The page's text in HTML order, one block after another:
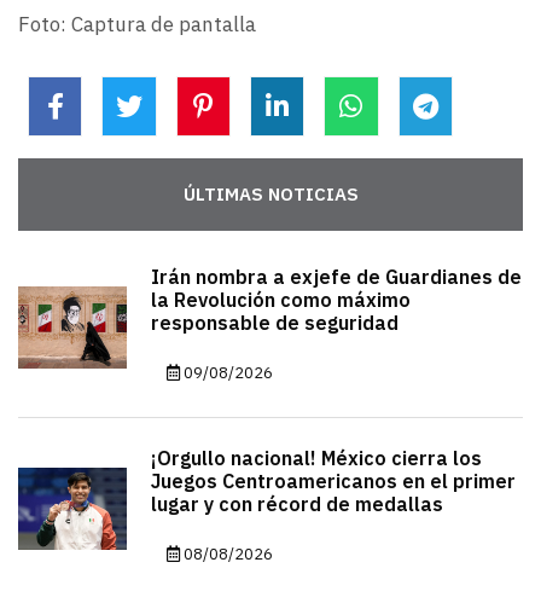
Foto: Captura de pantalla
ÚLTIMAS NOTICIAS
Irán nombra a exjefe de Guardianes de
la Revolución como máximo
responsable de seguridad
09/08/2026
¡Orgullo nacional! México cierra los
Juegos Centroamericanos en el primer
lugar y con récord de medallas
08/08/2026